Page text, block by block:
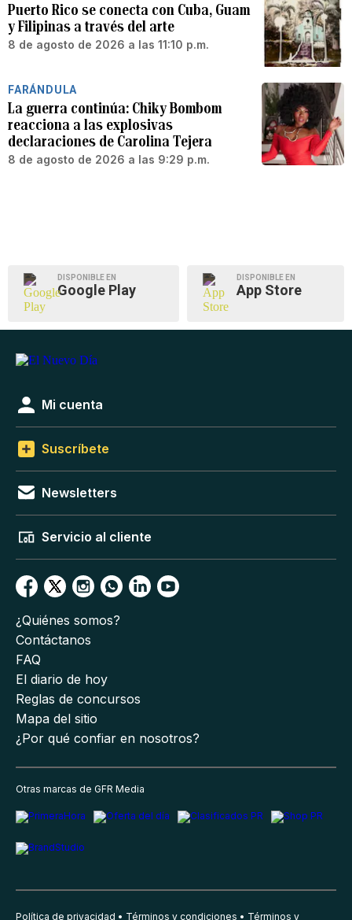
Puerto Rico se conecta con Cuba, Guam
y Filipinas a través del arte
8 de agosto de 2026 a las 11:10 p.m.
FARÁNDULA
La guerra continúa: Chiky Bombom
reacciona a las explosivas
declaraciones de Carolina Tejera
8 de agosto de 2026 a las 9:29 p.m.
DISPONIBLE EN
Google Play
DISPONIBLE EN
App Store
Mi cuenta
Suscríbete
Newsletters
Servicio al cliente
¿Quiénes somos?
Contáctanos
FAQ
El diario de hoy
Reglas de concursos
Mapa del sitio
¿Por qué confiar en nosotros?
Otras marcas de GFR Media
Política de privacidad Términos y condiciones Términos y